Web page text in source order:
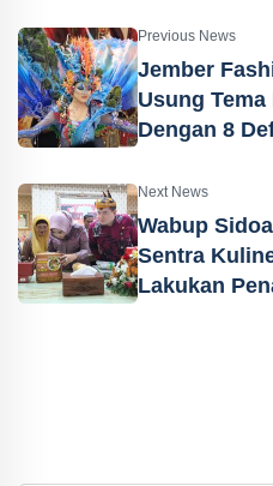
Previous News
Jember
Usung
Dengan 8
Next News
Wabup
Sentra
Lakukan